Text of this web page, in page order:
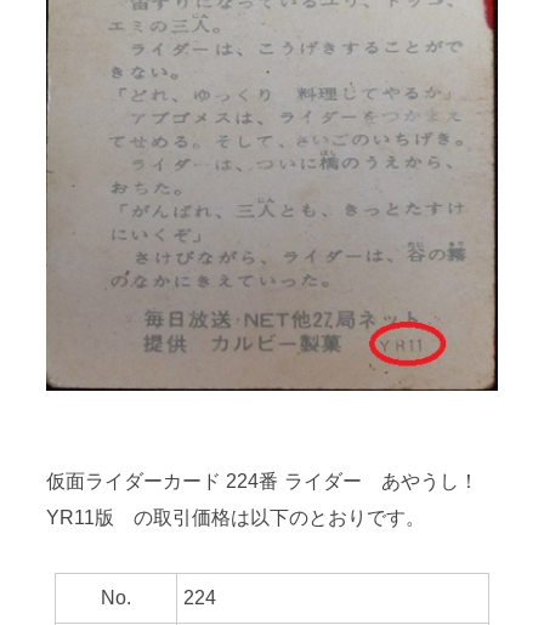
仮面ライダーカード 224番 ライダー あやうし！
YR11版 の取引価格は以下のとおりです。
No. 224